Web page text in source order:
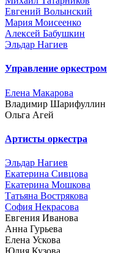
Евгений Волынский
Мария Моисеенко
Алексей Бабушкин
Эльдар Нагиев
Управление оркестром
Елена Макарова
Владимир Шарифуллин
Ольга Агей
Артисты оркестра
Эльдар Нагиев
Екатерина Сивцова
Екатерина Мошкова
Татьяна Вострякова
София Некрасова
Евгения Иванова
Анна Гурьева
Елена Ускова
Юлия Кузова